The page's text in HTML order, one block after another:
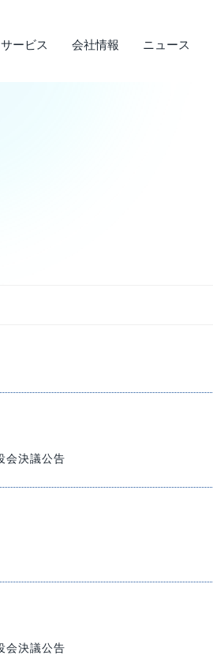
サービス 会社情報 ニュース
会決議公告
会決議公告